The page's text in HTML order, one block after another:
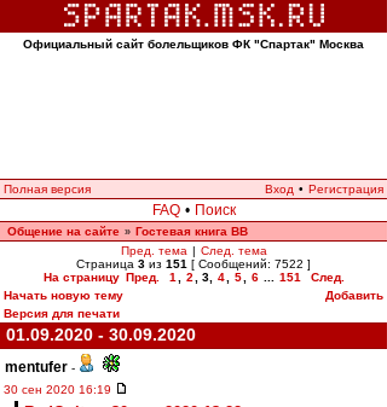
Официальный сайт болельщиков ФК "Спартак" Москва
Полная версия Вход • Регистрация
FAQ • Поиск
Общение на сайте » Гостевая книга ВВ
Пред. тема | След. тема
Страница 3 из 151 [ Сообщений: 7522 ]
На страницу Пред. 1 2 3, 4 5 6 151
След.
Начать новую тему
Добавить
Версия для печати
01.09.2020 - 30.09.2020
mentufer -
30 сен 2020 16:19